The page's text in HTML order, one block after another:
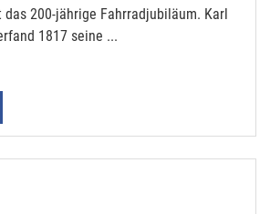
das 200-jährige Fahrradjubiläum. Karl
1817 seine ...